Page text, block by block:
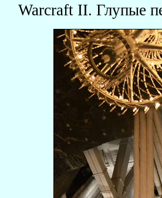
Warcraft II. Глупые